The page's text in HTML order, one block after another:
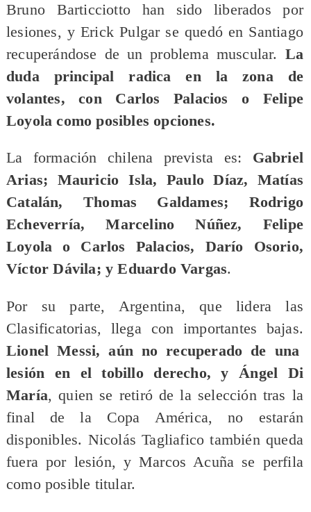
Bruno Barticciotto han sido liberados por
lesiones, y Erick Pulgar se quedó en Santiago
recuperándose de un problema muscular. La
duda principal radica en la zona de
volantes, con Carlos Palacios o Felipe
Loyola como posibles opciones.
La formación chilena prevista es: Gabriel
Arias; Mauricio Isla, Paulo Díaz, Matías
Catalán, Thomas Galdames; Rodrigo
Echeverría, Marcelino Núñez, Felipe
Loyola o Carlos Palacios, Darío Osorio,
Víctor Dávila; y Eduardo Vargas.
Por su parte, Argentina, que lidera las
Clasificatorias, llega con importantes bajas.
Lionel Messi, aún no recuperado de una
lesión en el tobillo derecho, y Ángel Di
María, quien se retiró de la selección tras la
final de la Copa América, no estarán
disponibles. Nicolás Tagliafico también queda
fuera por lesión, y Marcos Acuña se perfila
como posible titular.